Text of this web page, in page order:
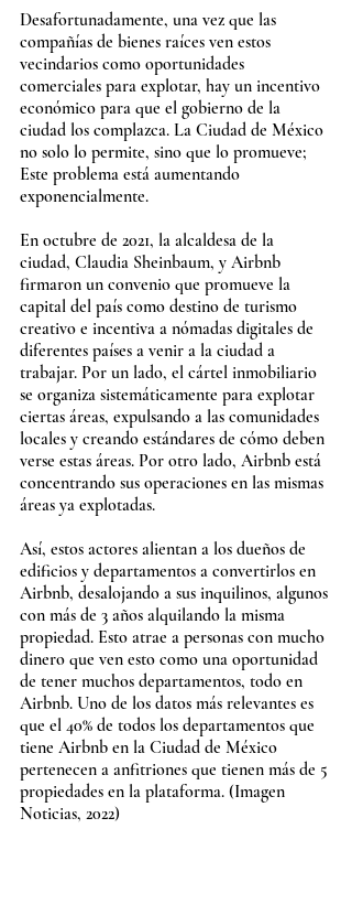
Desafortunadamente, una vez que las
compañías de bienes raíces ven estos
vecindarios como oportunidades
comerciales para explotar, hay un incentivo
económico para que el gobierno de la
ciudad los complazca. La Ciudad de México
no solo lo permite, sino que lo promueve;
Este problema está aumentando
exponencialmente.
En octubre de 2021, la alcaldesa de la
ciudad, Claudia Sheinbaum, y Airbnb
firmaron un convenio que promueve la
capital del país como destino de turismo
creativo e incentiva a nómadas digitales de
diferentes países a venir a la ciudad a
trabajar. Por un lado, el cártel inmobiliario
se organiza sistemáticamente para explotar
ciertas áreas, expulsando a las comunidades
locales y creando estándares de cómo deben
verse estas áreas. Por otro lado, Airbnb está
concentrando sus operaciones en las mismas
áreas ya explotadas.
Así, estos actores alientan a los dueños de
edificios y departamentos a convertirlos en
Airbnb, desalojando a sus inquilinos, algunos
con más de 3 años alquilando la misma
propiedad. Esto atrae a personas con mucho
dinero que ven esto como una oportunidad
de tener muchos departamentos, todo en
Airbnb. Uno de los datos más relevantes es
que el 40% de todos los departamentos que
tiene Airbnb en la Ciudad de México
pertenecen a anfitriones que tienen más de 5
propiedades en la plataforma. (Imagen
Noticias, 2022)